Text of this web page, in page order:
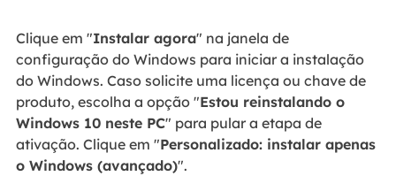
Clique em "Instalar agora" na janela de
configuração do Windows para iniciar a instalação
do Windows. Caso solicite uma licença ou chave de
produto, escolha a opção "Estou reinstalando o
Windows 10 neste PC" para pular a etapa de
ativação. Clique em "Personalizado: instalar apenas
o Windows (avançado)".